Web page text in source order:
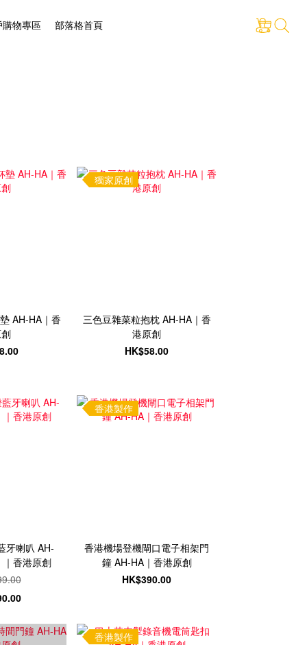
物專區 部落格首頁
AH-HA｜香
獨家原創
三色豆雜菜粒抱枕 AH-HA｜香
港原創
HK$58.00
牙喇叭 AH-
香港原創
香港製作
香港機場登機閘口電子相架門
鐘 AH-HA｜香港原創
HK$390.00
香港製作